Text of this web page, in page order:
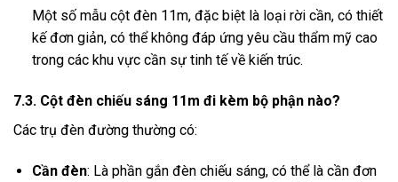
Một số mẫu cột đèn 11m, đặc biệt là loại rời cần, có thiết
kế đơn giản, có thể không đáp ứng yêu cầu thẩm mỹ cao
trong các khu vực cần sự tinh tế về kiến trúc.
7.3. Cột đèn chiếu sáng 11m đi kèm bộ phận nào?
Các trụ đèn đường thường có:
Cần đèn: Là phần gắn đèn chiếu sáng, có thể là cần đơn